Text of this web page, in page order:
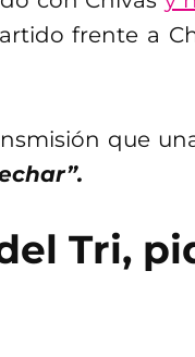
frente a
que
Tri,